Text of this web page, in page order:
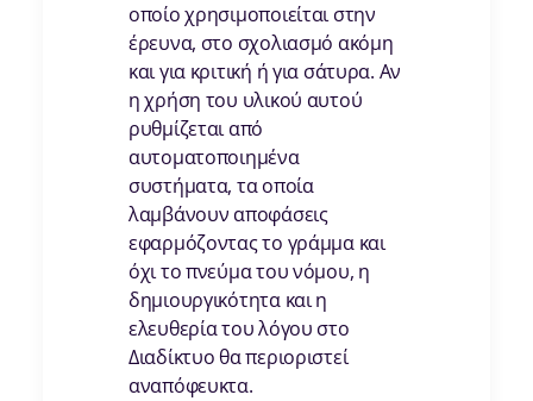
οποίο χρησιμοποιείται στην
έρευνα, στο σχολιασμό ακόμη
και για κριτική ή για σάτυρα. Αν
η χρήση του υλικού αυτού
ρυθμίζεται από
αυτοματοποιημένα
συστήματα, τα οποία
λαμβάνουν αποφάσεις
εφαρμόζοντας το γράμμα και
όχι το πνεύμα του νόμου, η
δημιουργικότητα και η
ελευθερία του λόγου στο
Διαδίκτυο θα περιοριστεί
αναπόφευκτα.